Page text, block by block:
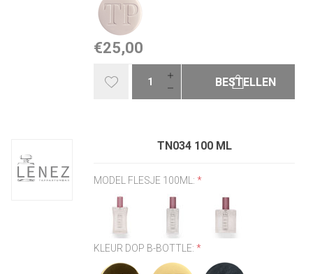
€25,00
BESTELLEN
TN034 100 ML
MODEL FLESJE 100ML:*
KLEUR DOP B-BOTTLE:*